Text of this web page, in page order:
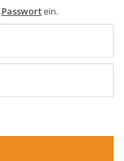
Passwortein.